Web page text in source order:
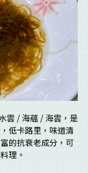
雲 / 海蘊 / 海雲，是
低卡路里，味道清
的抗衰老成分，可
理。